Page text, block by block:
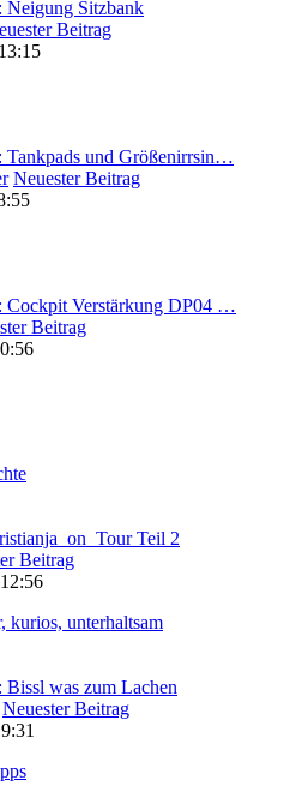
Neigung Sitzbank
Beitrag
Tankpads und Größenirrsin…
Neuester Beitrag
Cockpit Verstärkung DP04 …
Beitrag
Teil 2
Beitrag
kurios, unterhaltsam
Bissl was zum Lachen
Neuester Beitrag